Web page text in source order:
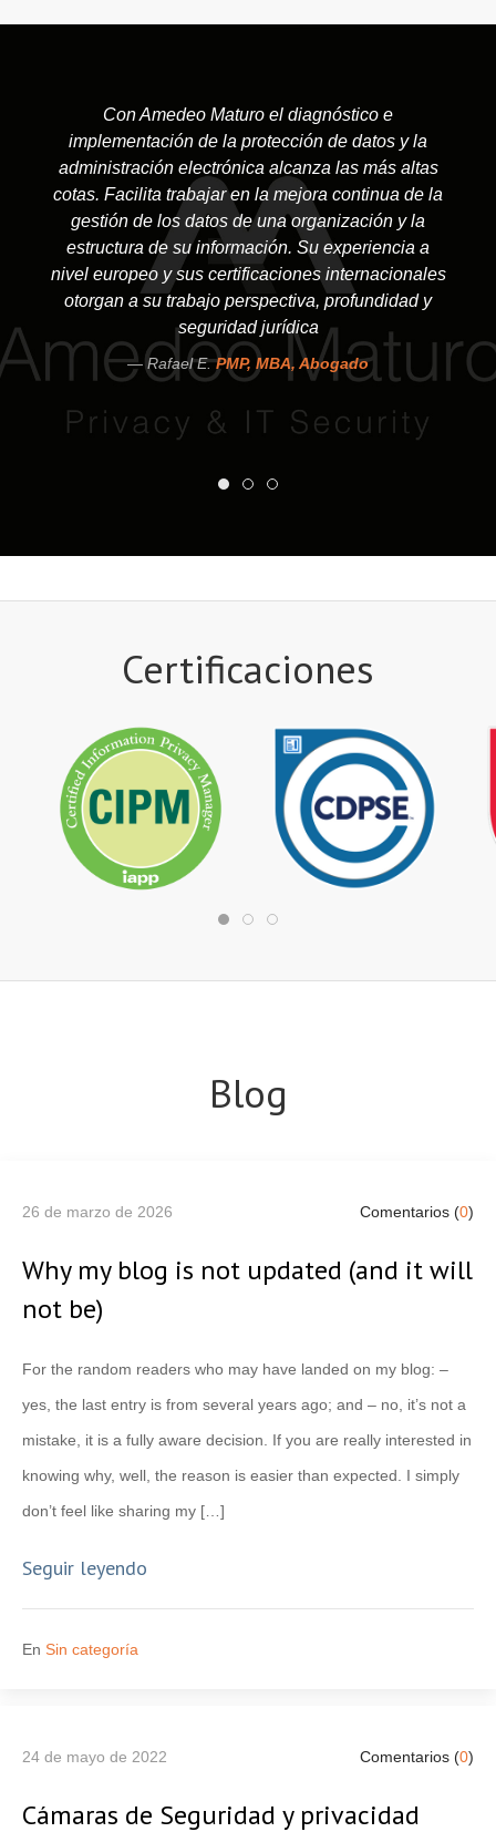
Con Amedeo Maturo el diagnóstico e
implementación de la protección de datos y la
administración electrónica alcanza las más altas
cotas. Facilita trabajar en la mejora continua de la
gestión de los datos de una organización y la
estructura de su información. Su experiencia a
nivel europeo y sus certificaciones internacionales
otorgan a su trabajo perspectiva, profundidad y
seguridad jurídica
Rafael E.PMP, MBA, Abogado
Certificaciones
Blog
26 de marzo de 2026 Comentarios (0)
Why my blog is not updated (and it will
not be)
For the random readers who may have landed on my blog: –
yes, the last entry is from several years ago; and – no, it’s not a
mistake, it is a fully aware decision. If you are really interested in
knowing why, well, the reason is easier than expected. I simply
don’t feel like sharing my […]
Seguir leyendo
En Sin categoría
24 de mayo de 2022 Comentarios (0)
Cámaras de Seguridad y privacidad